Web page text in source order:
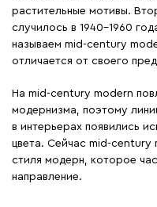
растительные мотивы.
случилось в 1940–1960
называем mid-century
отличается от своего
На mid-century modern
модернизма, поэтому
в интерьерах появились
цвета. Сейчас mid-century
стиля модерн, которое
направление.